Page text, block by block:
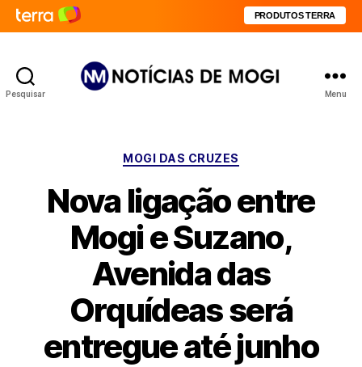
PRODUTOS TERRA
Pesquisar Menu
Categorias
MOGI DAS CRUZES
Nova ligação entre
Mogi e Suzano,
Avenida das
Orquídeas será
entregue até junho